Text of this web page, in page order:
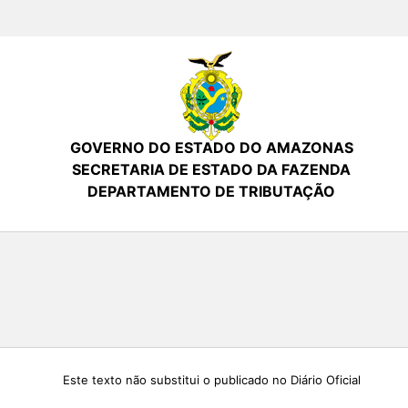
GOVERNO DO ESTADO DO AMAZONAS
SECRETARIA DE ESTADO DA FAZENDA
DEPARTAMENTO DE TRIBUTAÇÃO
Este texto não substitui o publicado no Diário Oficial